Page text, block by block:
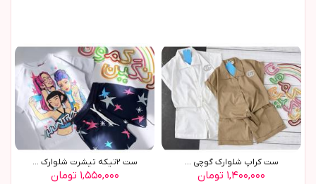
ست کراپ شلوارک گوچی ...
۱,۴۰۰,۰۰۰ تومان
ست ٢تیکه تیشرت شلوارک ...
۱,۵۵۰,۰۰۰ تومان